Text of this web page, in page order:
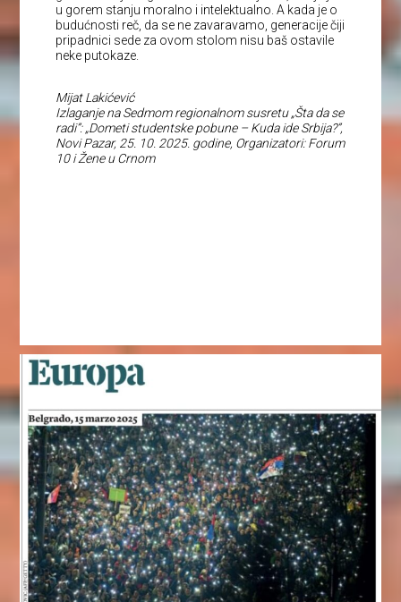
u gorem stanju moralno i intelektualno. A kada je o
budućnosti reč, da se ne zavaravamo, generacije čiji
pripadnici sede za ovom stolom nisu baš ostavile
neke putokaze.
Mijat Lakićević
Izlaganje na Sedmom regionalnom susretu „Šta da se
radi”: „Dometi studentske pobune – Kuda ide Srbija?”,
Novi Pazar, 25. 10. 2025. godine, Organizatori: Forum
10 i Žene u Crnom